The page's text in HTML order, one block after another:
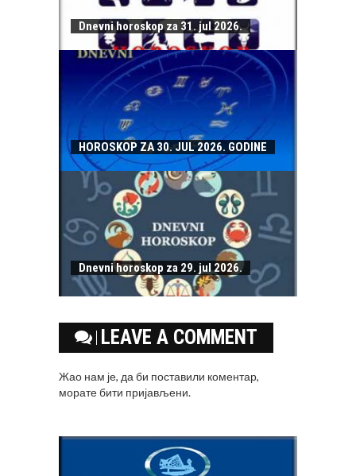
Dnevni horoskop za 31. jul 2026.
HOROSKOP ZA 30. JUL 2026. GODINE
Dnevni horoskop za 29. jul 2026.
LEAVE A COMMENT
Жао нам је, да би поставили коментар,
моратебити пријављени.